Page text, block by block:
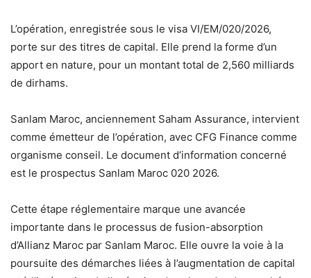
L’opération, enregistrée sous le visa VI/EM/020/2026,
porte sur des titres de capital. Elle prend la forme d’un
apport en nature, pour un montant total de 2,560 milliards
de dirhams.
Sanlam Maroc, anciennement Saham Assurance, intervient
comme émetteur de l’opération, avec CFG Finance comme
organisme conseil. Le document d’information concerné
est le prospectus Sanlam Maroc 020 2026.
Cette étape réglementaire marque une avancée
importante dans le processus de fusion-absorption
d’Allianz Maroc par Sanlam Maroc. Elle ouvre la voie à la
poursuite des démarches liées à l’augmentation de capital